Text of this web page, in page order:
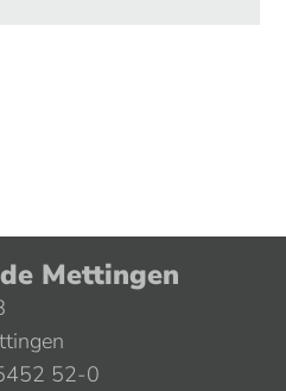
Mettingen
52-0